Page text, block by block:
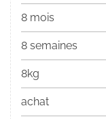
8 mois
8 semaines
8kg
achat